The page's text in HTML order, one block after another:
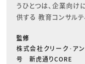
うひとつは、企業向
供する 教育コンサルテ
監修
株式会社クリーク･ア
号 新虎通りCORE